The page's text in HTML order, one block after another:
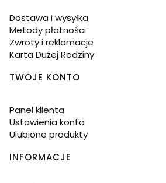
Dostawa i wysyłka
Metody płatności
Zwroty i reklamacje
Karta Dużej Rodziny
TWOJE KONTO
Panel klienta
Ustawienia konta
Ulubione produkty
INFORMACJE